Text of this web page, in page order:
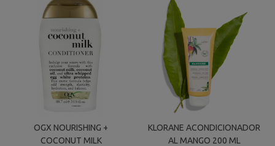
OGX NOURISHING +
COCONUT MILK
KLORANE ACONDICIONADOR
AL MANGO 200 ML